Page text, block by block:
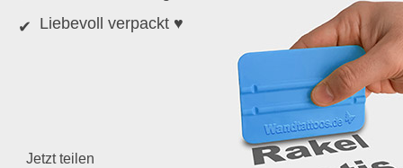
Liebevoll verpackt ♥
Jetzt teilen